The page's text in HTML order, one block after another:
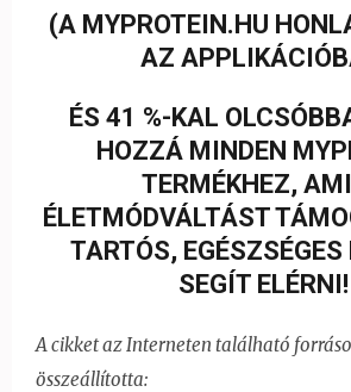
(A MYPROTEIN.HU
AZ
ÉS 41 %-KAL
HOZZÁ MINDEN
TERMÉKHEZ,
ÉLETMÓDVÁLTÁST
TARTÓS, EGÉSZSÉGES
SEGÍT ELÉRNI!
A cikket az Interneten található
összeállította: